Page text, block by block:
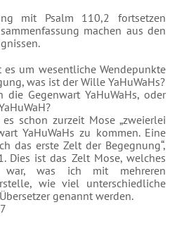
mit Psalm 110,2 fortsetzen
machen aus den
um wesentliche Wendepunkte
was ist der Wille YaHuWaHs?
Gegenwart YaHuWaHs, oder
schon zurzeit Mose „zweierlei
YaHuWaHs zu kommen. Eine
das erste Zelt der Begegnung“,
Dies ist das Zelt Mose, welches
war, was ich mit mehreren
wie viel unterschiedliche
genannt werden.